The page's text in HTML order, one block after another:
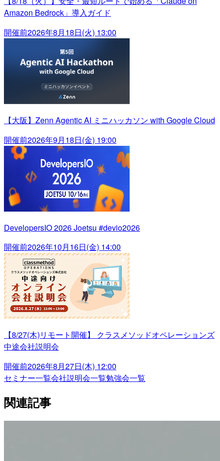
Amazon Bedrock」導入ガイド
開催前2026年8月18日(火) 13:00
【大阪】Zenn Agentic AI ミニハッカソン with Google Cloud
開催前2026年9月18日(金) 19:00
DevelopersIO 2026 Joetsu #devio2026
開催前2026年10月16日(金) 14:00
【8/27(木)リモート開催】 クラスメソッドオペレーションズ
中途会社説明会
開催前2026年8月27日(木) 12:00
セミナー一覧会社説明会一覧勉強会一覧
関連記事